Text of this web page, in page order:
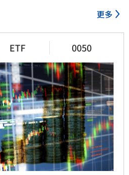
更多
ETF 0050